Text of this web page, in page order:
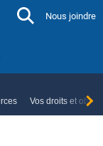
Nous joindre
Vos droits et